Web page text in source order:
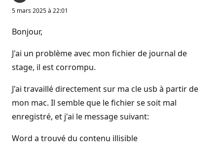
5 mars 2025 à 22:01
Bonjour,
J'ai un problème avec mon fichier de journal de
stage, il est corrompu.
J'ai travaillé directement sur ma cle usb à partir de
mon mac. Il semble que le fichier se soit mal
enregistré, et j'ai le message suivant:
Word a trouvé du contenu illisible